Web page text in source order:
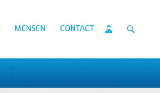
MENSEN CONTACT